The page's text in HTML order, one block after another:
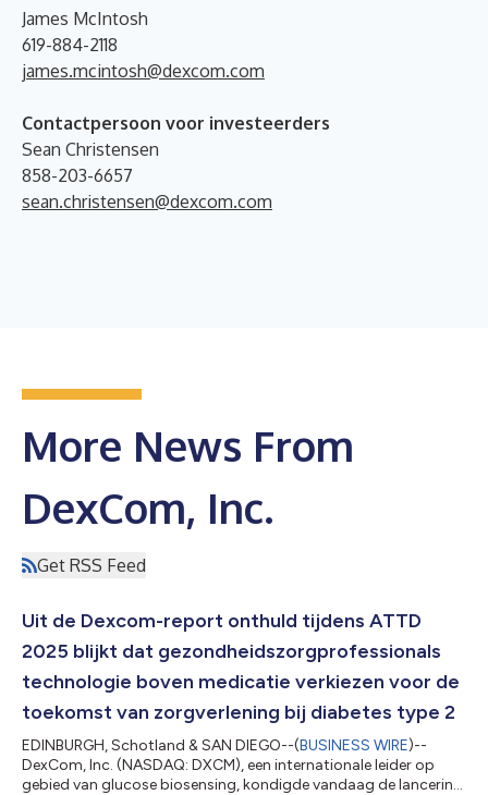
James McIntosh
619-884-2118
james.mcintosh@dexcom.com
Contactpersoon voor investeerders
Sean Christensen
858-203-6657
sean.christensen@dexcom.com
More News From
DexCom, Inc.
Get RSS Feed
Uit de Dexcom-report onthuld tijdens ATTD
2025 blijkt dat gezondheidszorgprofessionals
technologie boven medicatie verkiezen voor de
toekomst van zorgverlening bij diabetes type 2
EDINBURGH, Schotland & SAN DIEGO--(BUSINESS WIRE)--
DexCom, Inc. (NASDAQ: DXCM), een internationale leider op
gebied van glucose biosensing, kondigde vandaag de lancering